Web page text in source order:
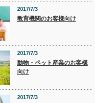
2017/7/3
教育機関のお客様向け
2017/7/3
動物・ペット産業のお客様
向け
2017/7/3